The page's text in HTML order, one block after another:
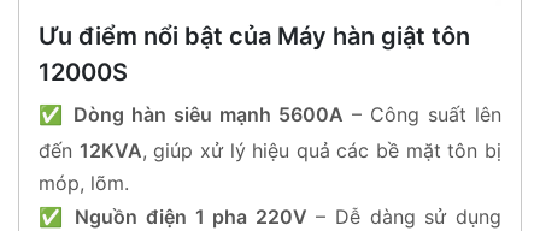
Ưu điểm nổi bật của Máy hàn giật tôn
12000S
✅ Dòng hàn siêu mạnh 5600A – Công suất lên
đến 12KVA, giúp xử lý hiệu quả các bề mặt tôn bị
móp, lõm.
✅ Nguồn điện 1 pha 220V – Dễ dàng sử dụng